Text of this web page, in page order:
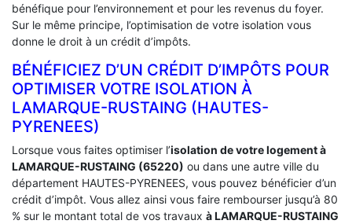
bénéfique pour l’environnement et pour les revenus du foyer.
Sur le même principe, l’optimisation de votre isolation vous
donne le droit à un crédit d’impôts.
BÉNÉFICIEZ D’UN CRÉDIT D’IMPÔTS POUR
OPTIMISER VOTRE ISOLATION À
‎LAMARQUE-RUSTAING (HAUTES-
PYRENEES)
Lorsque vous faites optimiser l’isolation de votre logement à
LAMARQUE-RUSTAING (65220) ou dans une autre ville du
département HAUTES-PYRENEES, vous pouvez bénéficier d’un
crédit d’impôt. Vous allez ainsi vous faire rembourser jusqu’à 80
% sur le montant total de vos travaux à LAMARQUE-RUSTAING